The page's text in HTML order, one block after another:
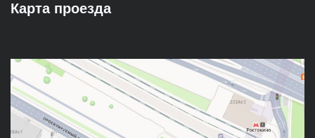
Карта проезда